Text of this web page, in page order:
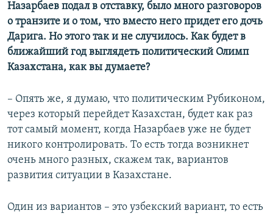
Назарбаев подал в отставку, было много разговоров
о транзите и о том, что вместо него придет его дочь
Дарига. Но этого так и не случилось. Как будет в
ближайший год выглядеть политический Олимп
Казахстана, как вы думаете?
– Опять же, я думаю, что политическим Рубиконом,
через который перейдет Казахстан, будет как раз
тот самый момент, когда Назарбаев уже не будет
никого контролировать. То есть тогда возникнет
очень много разных, скажем так, вариантов
развития ситуации в Казахстане.
Один из вариантов – это узбекский вариант, то есть